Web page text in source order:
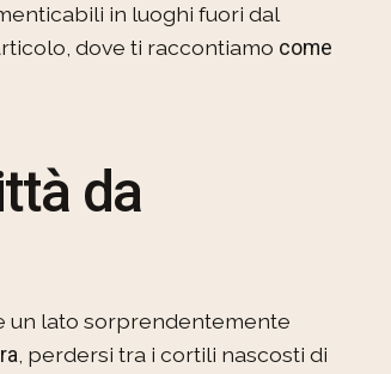
in luoghi fuori dal
dove ti raccontiamo come
da
un lato sorprendentemente
, perdersi tra i cortili nascosti di